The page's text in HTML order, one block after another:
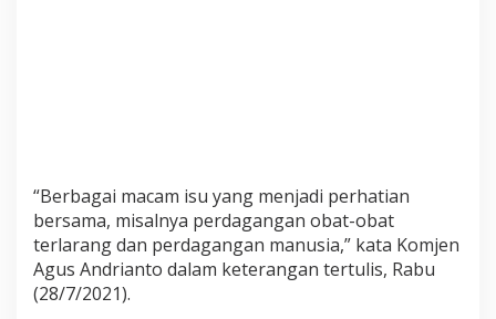
a
m
“Berbagai macam isu yang menjadi perhatian
bersama, misalnya perdagangan obat-obat
terlarang dan perdagangan manusia,” kata Komjen
Agus Andrianto dalam keterangan tertulis, Rabu
(28/7/2021).